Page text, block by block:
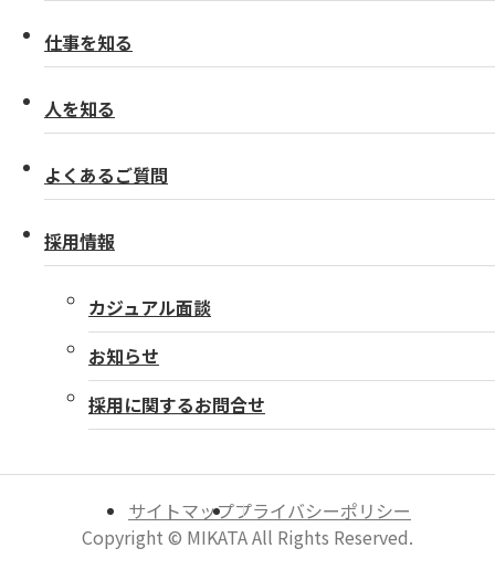
仕事を知る
人を知る
よくあるご質問
採用情報
カジュアル面談
お知らせ
採用に関するお問合せ
サイトマッププライバシーポリシー
Copyright © MIKATA All Rights Reserved.